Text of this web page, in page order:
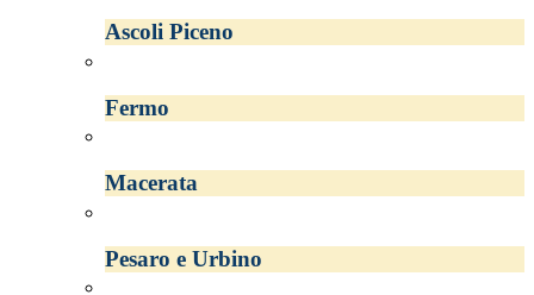
Ascoli Piceno
Fermo
Macerata
Pesaro e Urbino